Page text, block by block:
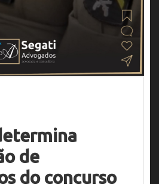
de
do concurso